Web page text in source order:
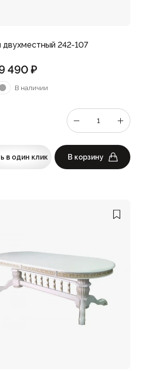
двухместный 242-107
490₽
В наличии
в один клик В корзину